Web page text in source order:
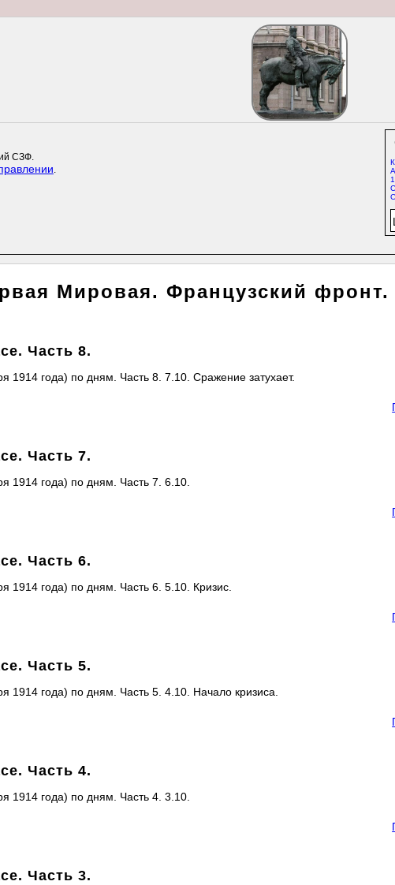
СЗФ.
.
Мировая. Французский фронт.
Часть 8.
1914 года) по дням. Часть 8. 7.10. Сражение затухает.
Часть 7.
1914 года) по дням. Часть 7. 6.10.
Часть 6.
1914 года) по дням. Часть 6. 5.10. Кризис.
Часть 5.
1914 года) по дням. Часть 5. 4.10. Начало кризиса.
Часть 4.
1914 года) по дням. Часть 4. 3.10.
Часть 3.